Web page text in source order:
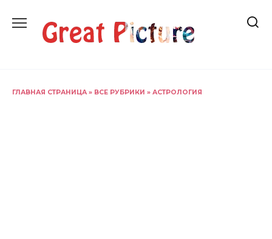
содержанию
ГЛАВНАЯ СТРАНИЦА » ВСЕ РУБРИКИ » АСТРОЛОГИЯ